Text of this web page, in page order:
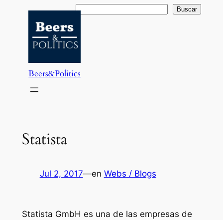
contenido
Buscar Buscar
Beers&Politics
Statista
Jul 2, 2017—en Webs / Blogs
Statista GmbH es una de las empresas de